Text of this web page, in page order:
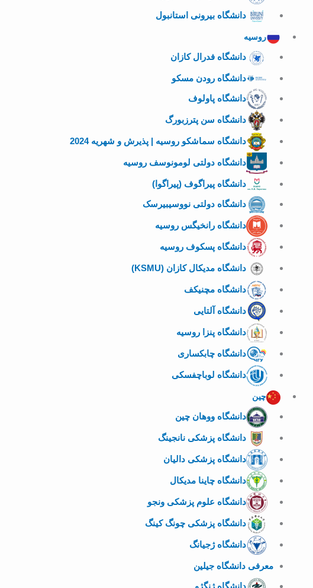
دانشگاه بیرونی استانبول
روسیه
دانشگاه فدرال کازان
دانشگاه رودن مسکو
دانشگاه پاولوف
دانشگاه سن پترزبورگ
دانشگاه سماشکو روسیه | پذیرش و شهریه 2024
دانشگاه دولتی لومونوسف روسیه
دانشگاه پیراگوف (پیراگوا)
دانشگاه دولتی نووسیبیرسک
دانشگاه رانخیگس روسیه
دانشگاه پسکوف روسیه
دانشگاه مدیکال کازان (KSMU)
دانشگاه مچنیکف
دانشگاه آلتایی
دانشگاه پنزا روسیه
دانشگاه چابکساری
دانشگاه لوباچفسکی
چین
دانشگاه ووهان چین
دانشگاه پزشکی نانجینگ
دانشگاه پزشکی دالیان
دانشگاه چاینا مدیکال
دانشگاه علوم پزشکی ونجو
دانشگاه پزشکی چونگ کینگ
دانشگاه ژجیانگ
معرفی دانشگاه جیلین